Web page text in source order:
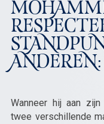
ANDEREN:
Wanneer hij aan
twee verschillende